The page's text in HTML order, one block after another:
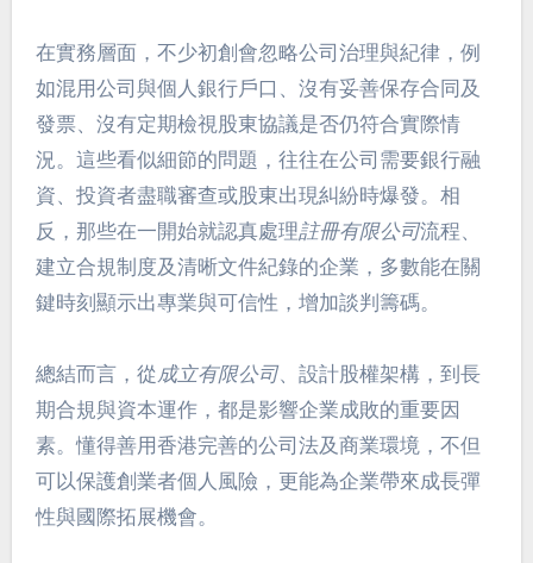
在實務層面，不少初創會忽略公司治理與紀律，例
如混用公司與個人銀行戶口、沒有妥善保存合同及
發票、沒有定期檢視股東協議是否仍符合實際情
況。這些看似細節的問題，往往在公司需要銀行融
資、投資者盡職審查或股東出現糾紛時爆發。相
反，那些在一開始就認真處理註冊有限公司流程、
建立合規制度及清晰文件紀錄的企業，多數能在關
鍵時刻顯示出專業與可信性，增加談判籌碼。
總結而言，從成立有限公司、設計股權架構，到長
期合規與資本運作，都是影響企業成敗的重要因
素。懂得善用香港完善的公司法及商業環境，不但
可以保護創業者個人風險，更能為企業帶來成長彈
性與國際拓展機會。